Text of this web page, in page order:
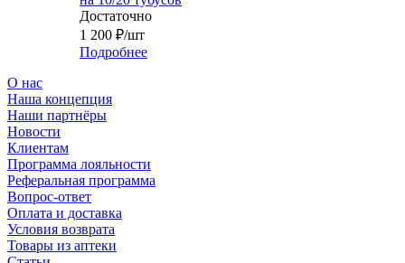
Достаточно
1 200 ₽/шт
Подробнее
О нас
Наша концепция
Наши партнёры
Новости
Клиентам
Программа лояльности
Реферальная программа
Вопрос-ответ
Оплата и доставка
Условия возврата
Товары из аптеки